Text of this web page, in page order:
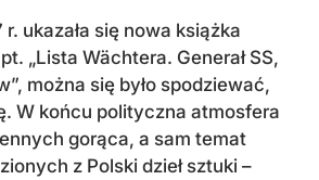
ukazała się nowa książka
„Lista Wächtera. Generał SS,
można się było spodziewać,
W końcu polityczna atmosfera
gorąca, a sam temat
z Polski dzieł sztuki –